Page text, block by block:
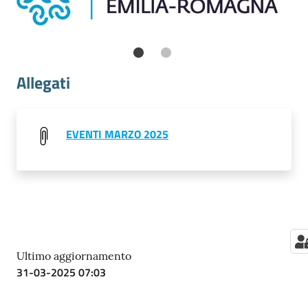
Previous
Allegati
EVENTI MARZO 2025
Ultimo aggiornamento
31-03-2025 07:03